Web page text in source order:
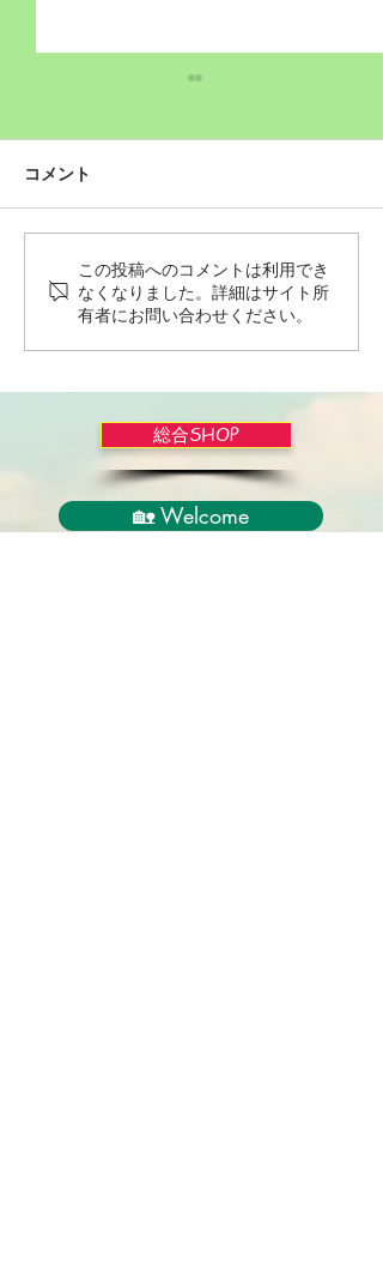
Wordだけで作っちゃおう
～★みことば職人るちゃ
ん('◇')ゞ
コメント
この投稿へのコメントは利用でき
なくなりました。詳細はサイト所
有者にお問い合わせください。
総合SHOP
🏡 Welcome